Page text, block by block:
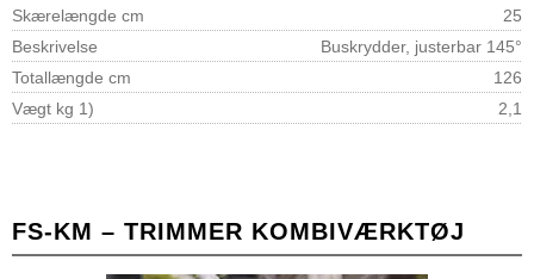
Skærelængde cm
25
Beskrivelse
Buskrydder, justerbar 145°
Totallængde cm
126
Vægt kg 1)
2,1
FS-KM – TRIMMER KOMBIVÆRKTØJ